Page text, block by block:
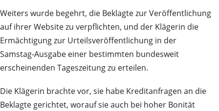
Weiters wurde begehrt, die Beklagte zur Veröffentlichung
auf ihrer Website zu verpflichten, und der Klägerin die
Ermächtigung zur Urteilsveröffentlichung in der
Samstag‑Ausgabe einer bestimmten bundesweit
erscheinenden Tageszeitung zu erteilen.
Die Klägerin brachte vor, sie habe Kreditanfragen an die
Beklagte gerichtet, worauf sie auch bei hoher Bonität